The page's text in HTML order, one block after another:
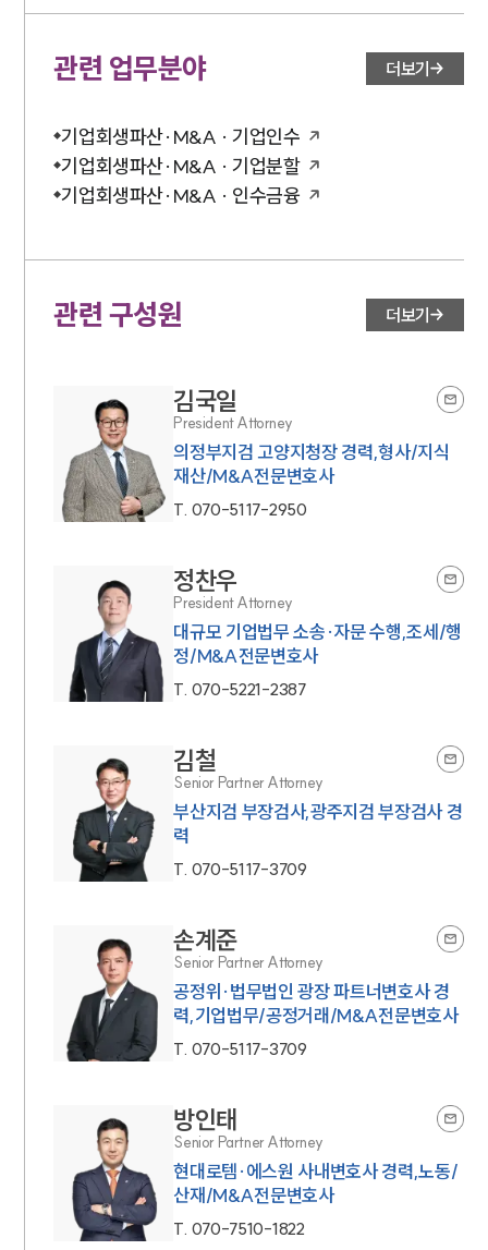
만화로 보는 사례
관련 업무분야 더보기
기업회생파산·M&A · 기업인수
기업회생파산·M&A · 기업분할
기업회생파산·M&A · 인수금융
관련 구성원 더보기
김국일
President Attorney
의정부지검 고양지청장 경력,형사/지식
재산/M&A전문변호사
T. 070-5117-2950
정찬우
President Attorney
대규모 기업법무 소송·자문 수행,조세/행
정/M&A전문변호사
T. 070-5221-2387
김철
Senior Partner Attorney
부산지검 부장검사,광주지검 부장검사 경
력
T. 070-5117-3709
손계준
Senior Partner Attorney
공정위·법무법인 광장 파트너변호사 경
력,기업법무/공정거래/M&A전문변호사
T. 070-5117-3709
방인태
Senior Partner Attorney
현대로템·에스원 사내변호사 경력,노동/
산재/M&A전문변호사
T. 070-7510-1822